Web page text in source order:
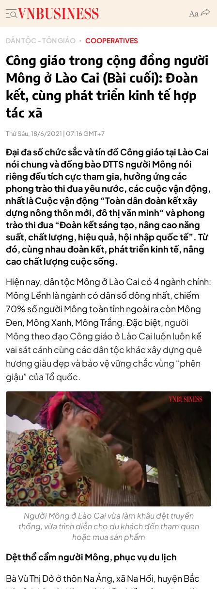
DÂN TỘC - TÔN GIÁO COOPERATIVES
Công giáo trong cộng đồng người
Mông ở Lào Cai (Bài cuối): Đoàn
kết, cùng phát triển kinh tế hợp
tác xã
Thứ Sáu, 18/6/2021 | 07:16 GMT+7
Đại đa số chức sắc và tín đồ Công giáo tại Lào Cai
nói chung và đồng bào DTTS người Mông nói
riêng đều tích cực tham gia, hưởng ứng các
phong trào thi đua yêu nước, các cuộc vận động,
nhất là Cuộc vận động “Toàn dân đoàn kết xây
dựng nông thôn mới, đô thị văn minh“ và phong
trào thi đua “Đoàn kết sáng tạo, nâng cao năng
suất, chất lượng, hiệu quả, hội nhập quốc tế”. Từ
đó, cùng nhau đoàn kết, phát triển kinh tế, nâng
cao chất lượng cuộc sống.
Hiện nay, dân tộc Mông ở Lào Cai có 4 ngành chính:
Mông Lềnh là ngành có dân số đông nhất, chiếm
70% số người Mông toàn tỉnh ngoài ra còn Mông
Đen, Mông Xanh, Mông Trắng. Đặc biệt, người
Mông theo đạo Công giáo ở Lào Cai luôn luôn kề
vai sát cánh cùng các dân tộc khác xây dựng quê
hương giàu đẹp và bảo vệ vững chắc vùng “phên
giậu” của Tổ quốc.
Người Mông ở Lào Cai vừa làm khâu dệt truyền
thống, vừa trình diễn cho du khách đến tham quan
hoặc mua sản phẩm
Dệt thổ cẩm người Mông, phục vụ du lịch
Bà Vù Thị Dở ở thôn Na Áng, xã Na Hối, huyện Bắc